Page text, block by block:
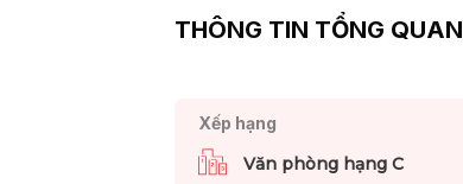
THÔNG TIN TỔNG QUAN
Xếp hạng
Văn phòng hạng C